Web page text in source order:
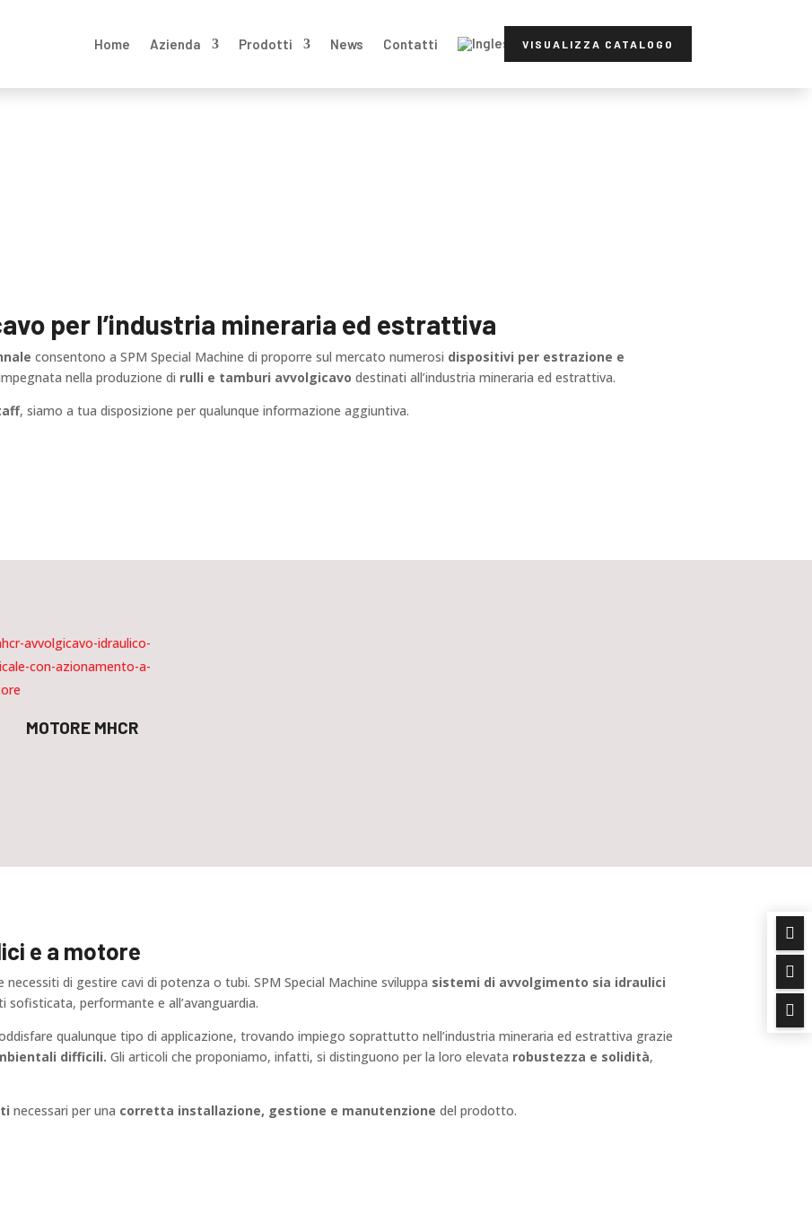
Home Azienda Prodotti News Contatti VISUALIZZA CATALOGO
per l’industria mineraria ed estrattiva
consentono a SPM Special Machine di proporre sul mercato numerosi dispositivi per estrazione e
nella produzione di rulli e tamburi avvolgicavo destinati all’industria mineraria ed estrattiva.
, siamo a tua disposizione per qualunque informazione aggiuntiva.
MOTORE MHCR
e a motore
di gestire cavi di potenza o tubi. SPM Special Machine sviluppa sistemi di avvolgimento sia idraulici
performante e all’avanguardia.
qualunque tipo di applicazione, trovando impiego soprattutto nell’industria mineraria ed estrattiva grazie
difficili.Gli articoli che proponiamo, infatti, si distinguono per la loro elevata robustezza e solidità,
necessari per una corretta installazione, gestione e manutenzione del prodotto.


